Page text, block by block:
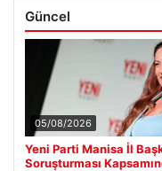
Güncel
05/08/2026
Yeni Parti Manisa İl
Soruşturması